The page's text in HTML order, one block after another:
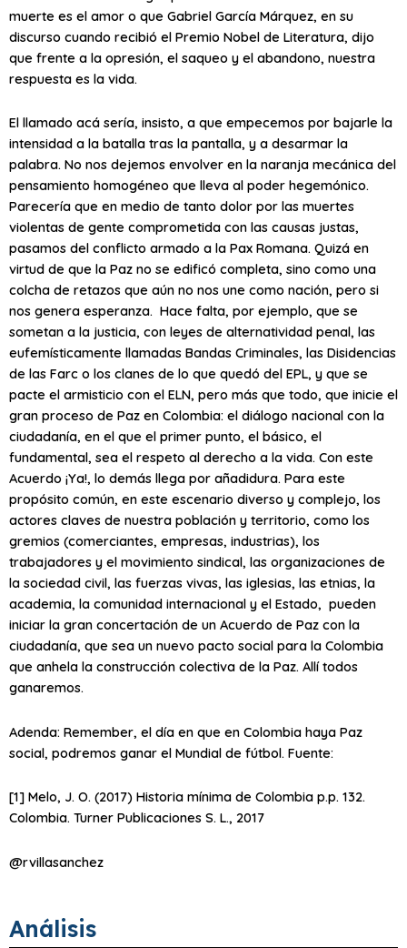
muerte es el amor o que Gabriel García Márquez, en su
discurso cuando recibió el Premio Nobel de Literatura, dijo
que frente a la opresión, el saqueo y el abandono, nuestra
respuesta es la vida.
El llamado acá sería, insisto, a que empecemos por bajarle la
intensidad a la batalla tras la pantalla, y a desarmar la
palabra. No nos dejemos envolver en la naranja mecánica del
pensamiento homogéneo que lleva al poder hegemónico.
Parecería que en medio de tanto dolor por las muertes
violentas de gente comprometida con las causas justas,
pasamos del conflicto armado a la Pax Romana. Quizá en
virtud de que la Paz no se edificó completa, sino como una
colcha de retazos que aún no nos une como nación, pero si
nos genera esperanza. Hace falta, por ejemplo, que se
sometan a la justicia, con leyes de alternatividad penal, las
eufemísticamente llamadas Bandas Criminales, las Disidencias
de las Farc o los clanes de lo que quedó del EPL, y que se
pacte el armisticio con el ELN, pero más que todo, que inicie el
gran proceso de Paz en Colombia: el diálogo nacional con la
ciudadanía, en el que el primer punto, el básico, el
fundamental, sea el respeto al derecho a la vida. Con este
Acuerdo ¡Ya!, lo demás llega por añadidura. Para este
propósito común, en este escenario diverso y complejo, los
actores claves de nuestra población y territorio, como los
gremios (comerciantes, empresas, industrias), los
trabajadores y el movimiento sindical, las organizaciones de
la sociedad civil, las fuerzas vivas, las iglesias, las etnias, la
academia, la comunidad internacional y el Estado, pueden
iniciar la gran concertación de un Acuerdo de Paz con la
ciudadanía, que sea un nuevo pacto social para la Colombia
que anhela la construcción colectiva de la Paz. Allí todos
ganaremos.
Adenda: Remember, el día en que en Colombia haya Paz
social, podremos ganar el Mundial de fútbol. Fuente:
[1] Melo, J. O. (2017) Historia mínima de Colombia p.p. 132.
Colombia. Turner Publicaciones S. L., 2017
@rvillasanchez
Análisis